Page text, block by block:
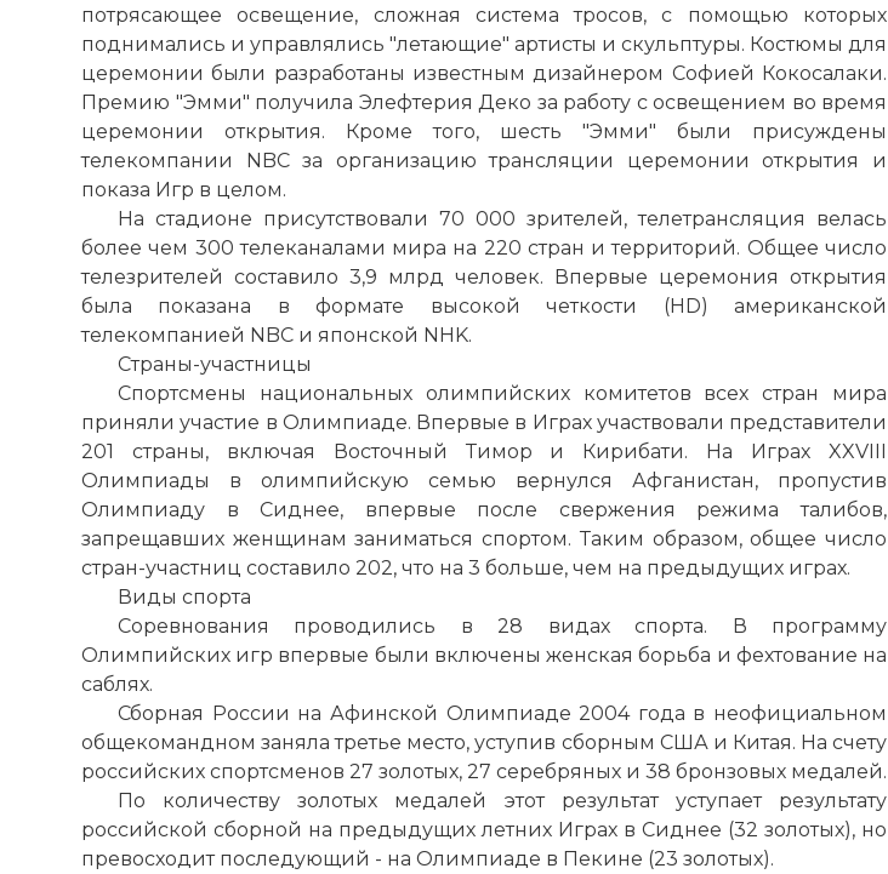
потрясающее освещение, сложная система тросов, с помощью которых
поднимались и управлялись "летающие" артисты и скульптуры. Костюмы для
церемонии были разработаны известным дизайнером Софией Кокосалаки.
Премию "Эмми" получила Элефтерия Деко за работу с освещением во время
церемонии открытия. Кроме того, шесть "Эмми" были присуждены
телекомпании NBC за организацию трансляции церемонии открытия и
показа Игр в целом.
На стадионе присутствовали 70 000 зрителей, телетрансляция велась
более чем 300 телеканалами мира на 220 стран и территорий. Общее число
телезрителей составило 3,9 млрд человек. Впервые церемония открытия
была показана в формате высокой четкости (HD) американской
телекомпанией NBC и японской NHK.
Страны-участницы
Спортсмены национальных олимпийских комитетов всех стран мира
приняли участие в Олимпиаде. Впервые в Играх участвовали представители
201 страны, включая Восточный Тимор и Кирибати. На Играх XXVIII
Олимпиады в олимпийскую семью вернулся Афганистан, пропустив
Олимпиаду в Сиднее, впервые после свержения режима талибов,
запрещавших женщинам заниматься спортом. Таким образом, общее число
стран-участниц составило 202, что на 3 больше, чем на предыдущих играх.
Виды спорта
Соревнования проводились в 28 видах спорта. В программу
Олимпийских игр впервые были включены женская борьба и фехтование на
саблях.
Сборная России на Афинской Олимпиаде 2004 года в неофициальном
общекомандном заняла третье место, уступив сборным США и Китая. На счету
российских спортсменов 27 золотых, 27 серебряных и 38 бронзовых медалей.
По количеству золотых медалей этот результат уступает результату
российской сборной на предыдущих летних Играх в Сиднее (32 золотых), но
превосходит последующий - на Олимпиаде в Пекине (23 золотых).